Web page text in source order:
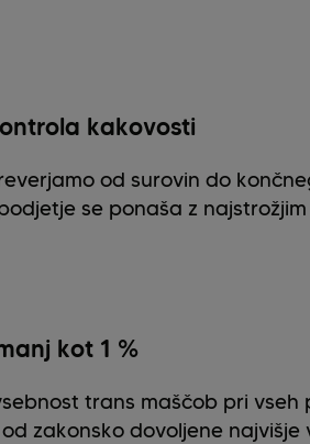
kakovosti
od surovin do
se ponaša z
kot 1 %
trans maščob pri vseh
zakonsko dovoljene najvišje